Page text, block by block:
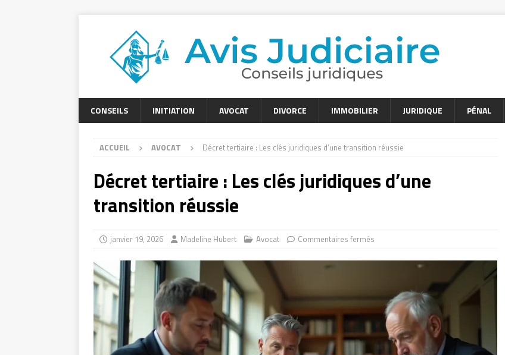
CONSEILS INITIATION AVOCAT DIVORCE IMMOBILIER JURIDIQUE PÉNAL
ACCUEIL AVOCAT Décret tertiaire : Les clés juridiques d’une transition réussie
Décret tertiaire : Les clés juridiques d’une
transition réussie
janvier 19, 2026 Madeline Hubert Avocat Commentaires fermés